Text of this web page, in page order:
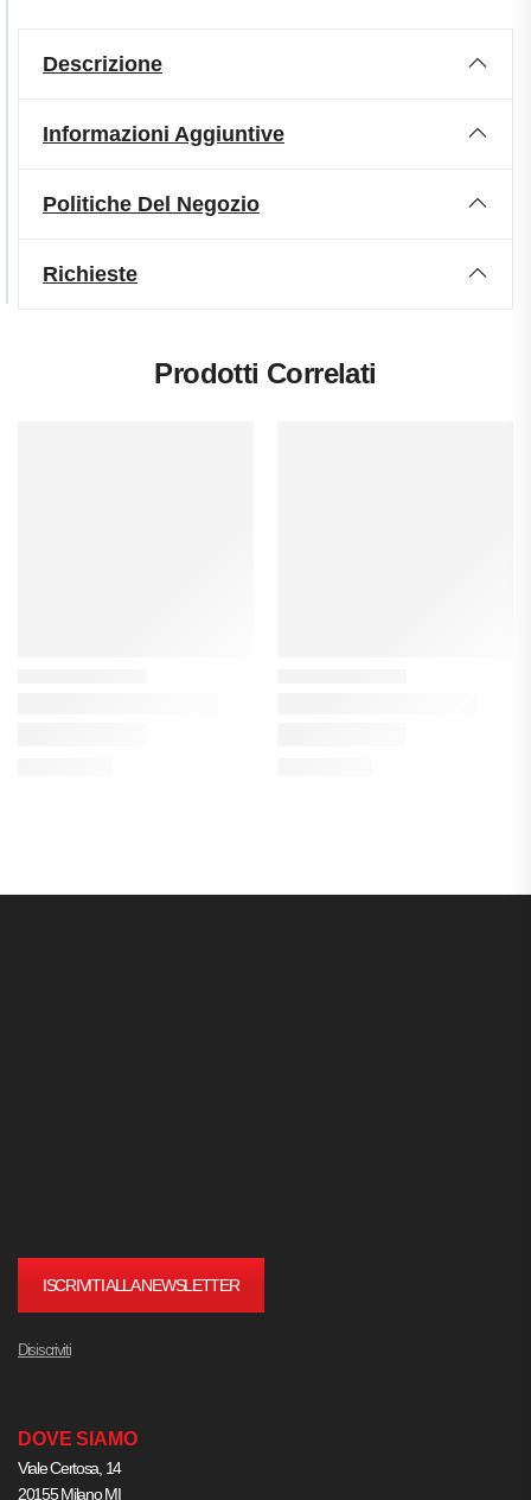
Descrizione
Informazioni Aggiuntive
Politiche Del Negozio
Richieste
Prodotti Correlati
ISCRIVITI ALLA NEWSLETTER
Disiscriviti
DOVE SIAMO
Viale Certosa, 14
20155 Milano MI